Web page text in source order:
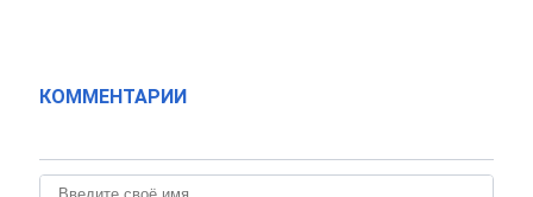
КОММЕНТАРИИ